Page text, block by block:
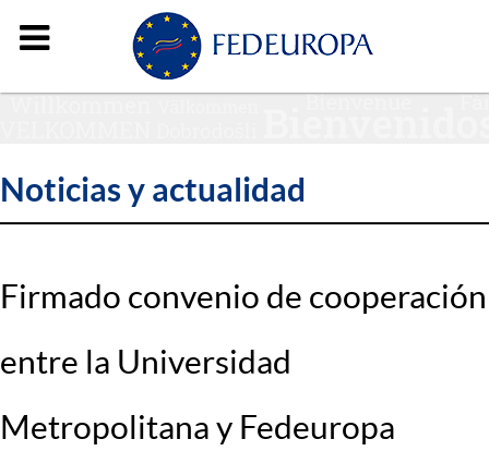
Noticias y actualidad
Firmado convenio de cooperación
entre la Universidad
Metropolitana y Fedeuropa